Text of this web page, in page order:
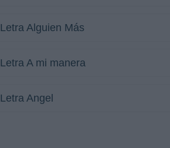
Letra Alguien Más
Letra A mi manera
Letra Angel